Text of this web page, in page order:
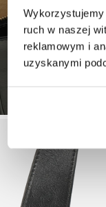
ruch w naszej
reklamowym i
uzyskanymi